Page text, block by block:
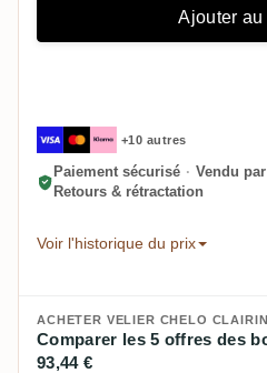
Ajouter au
+10 autres
Paiement sécurisé · Vendu par
Retours & rétractation
Voir l'historique du prix
Comparer les 5 offres des
93,44 €